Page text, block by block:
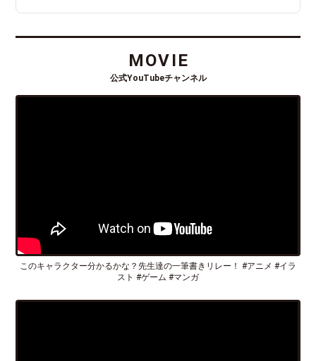
MOVIE
公式YouTubeチャンネル
このキャラクター分かるかな？先生達の一筆書きリレー！ #アニメ #イラ
スト #ゲーム #マンガ